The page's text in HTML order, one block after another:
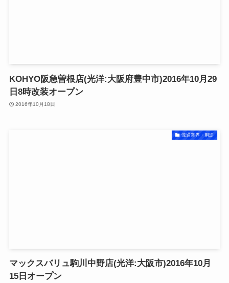
KOHYO阪急曽根店(光洋:大阪府豊中市)2016年10月29
日8時改装オープン
2016年10月18日
流通業界・用語
マックスバリュ駒川中野店(光洋:大阪市)2016年10月
15日オープン